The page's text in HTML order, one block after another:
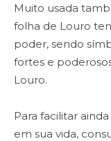
Muito usada
folha de Louro
poder, sendo
fortes e
Louro.
Para facilitar
em sua vida,